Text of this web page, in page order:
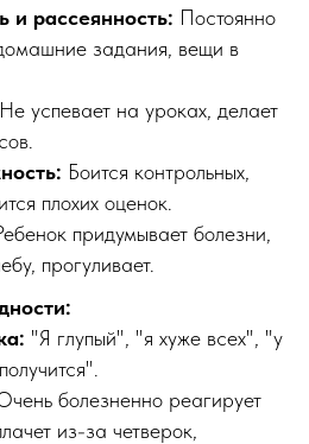
и рассеянность: Постоянно
задания, вещи в
Не успевает на уроках, делает
Боится контрольных,
плохих оценок.
придумывает болезни,
прогуливает.
"Я глупый", "я хуже всех", "у
болезненно реагирует
из-за четверок,